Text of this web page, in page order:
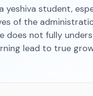
student,
of the
does not fully
lead to true